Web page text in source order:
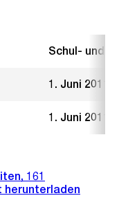
Schul- und
1. Juni 2011
1. Juni 2011
161
herunterladen